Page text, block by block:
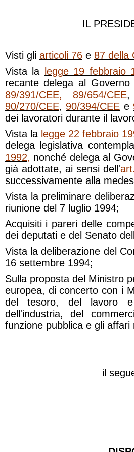
IL
Visti gli articoli 76e 87 della
Vista la
legge 19 febbraio
recante delega al
89/391/CEE, 89/654/CEE
90/270/CEE, 90/394/CEE e
dei lavoratori durante il
Vista la legge 22 febbraio
delega legislativa
1992, nonché delega al
già adottate, ai sensi dell'
successivamente alla
Vista la preliminare
riunione del 7 luglio 1994;
Acquisiti i pareri delle
dei deputati e del Senato
Vista la deliberazione del
16 settembre 1994;
Sulla proposta del Ministro
europea, di concerto con i
del tesoro, del lavoro e
dell'industria, del
funzione pubblica e gli affari
il